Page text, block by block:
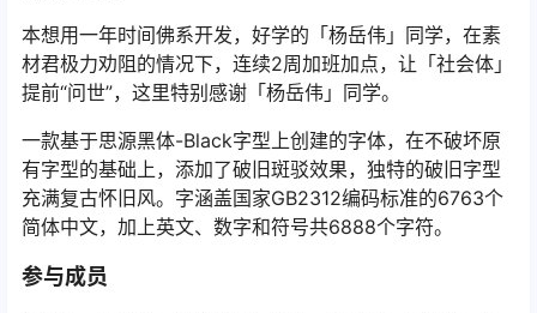
本想用一年时间佛系开发，好学的「杨岳伟」同学，在素
材君极力劝阻的情况下，连续2周加班加点，让「社会体」
提前“问世”，这里特别感谢「杨岳伟」同学。
一款基于思源黑体-Black字型上创建的字体，在不破坏原
有字型的基础上，添加了破旧斑驳效果，独特的破旧字型
充满复古怀旧风。字涵盖国家GB2312编码标准的6763个
简体中文，加上英文、数字和符号共6888个字符。
参与成员